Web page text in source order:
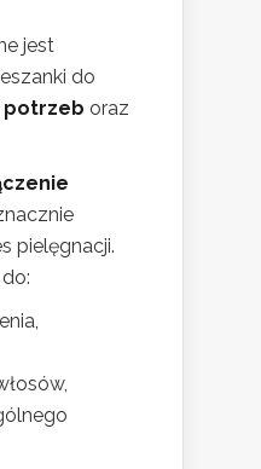
jest
do
potrzeb oraz
pielęgnacji.